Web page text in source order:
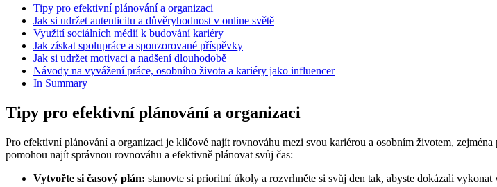
Tipy pro efektivní plánování a organizaci
Jak si udržet autenticitu a důvěryhodnost v online světě
Využití sociálních médií k budování kariéry
Jak získat spolupráce a sponzorované příspěvky
Jak si udržet motivaci a nadšení dlouhodobě
Návody na vyvážení práce, osobního života a kariéry jako influencer
In Summary
Tipy pro efektivní plánování a organizaci
Pro efektivní plánování a organizaci je klíčové najít rovnováhu mezi svou kariérou a osobním životem,
pomohou najít správnou rovnováhu a efektivně plánovat svůj čas:
Vytvořte si časový plán: stanovte si prioritní úkoly a rozvrhněte si svůj den tak, abyste dokázali